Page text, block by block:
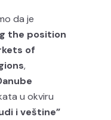
da je
the position
of
,
u okviru
i veštine”